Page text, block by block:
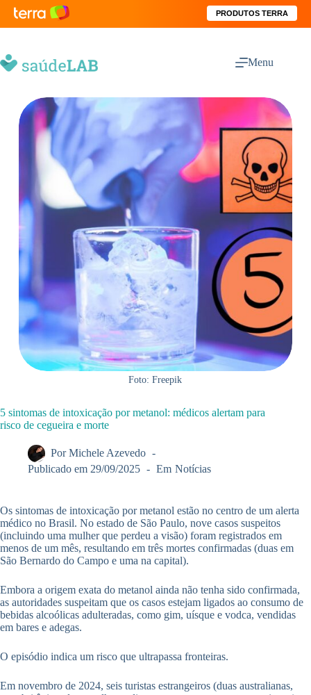
PRODUTOS TERRA
Menu
Foto: Freepik
5 sintomas de intoxicação por metanol: médicos alertam para
risco de cegueira e morte
Por Michele Azevedo
Publicado em 29/09/2025 Em Notícias
Os sintomas de intoxicação por metanol estão no centro de um alerta
médico no Brasil. No estado de São Paulo, nove casos suspeitos
(incluindo uma mulher que perdeu a visão) foram registrados em
menos de um mês, resultando em três mortes confirmadas (duas em
São Bernardo do Campo e uma na capital).
Embora a origem exata do metanol ainda não tenha sido confirmada,
as autoridades suspeitam que os casos estejam ligados ao consumo de
bebidas alcoólicas adulteradas, como gim, uísque e vodca, vendidas
em bares e adegas.
O episódio indica um risco que ultrapassa fronteiras.
Em novembro de 2024, seis turistas estrangeiros (duas australianas,